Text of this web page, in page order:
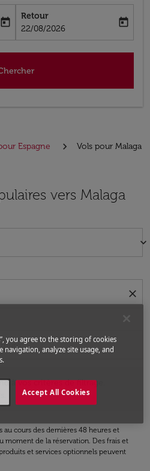
aria-label
today
Retour
fc-booking-return-date-aria-label
22/08/2026
today
Espagne Vols pour Malaga
vers Malaga
keyboard_arrow_down
close
à vos critères de filtrage.
cours des dernières 48 heures et
moment de la réservation. Des frais et
et services optionnels peuvent
you agree to the storing of cookies
navigation, analyze site usage, and
Accept All Cookies